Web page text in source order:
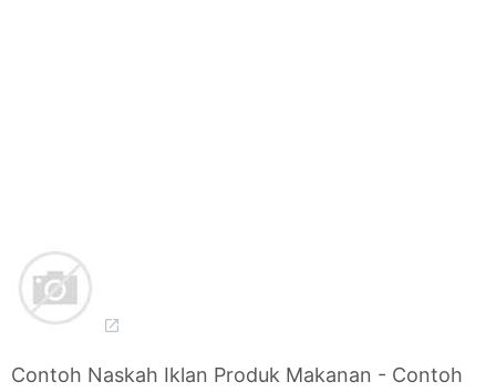
Contoh Naskah Iklan Produk Makanan - Contoh